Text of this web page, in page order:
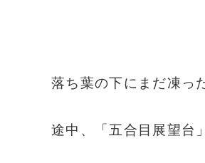
落ち葉の下にまだ凍っ
途中、「五合目展望台